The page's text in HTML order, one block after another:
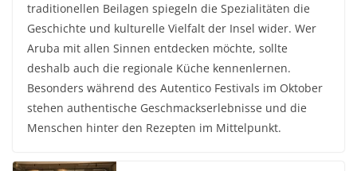
traditionellen Beilagen spiegeln die Spezialitäten die
Geschichte und kulturelle Vielfalt der Insel wider. Wer
Aruba mit allen Sinnen entdecken möchte, sollte
deshalb auch die regionale Küche kennenlernen.
Besonders während des Autentico Festivals im Oktober
stehen authentische Geschmackserlebnisse und die
Menschen hinter den Rezepten im Mittelpunkt.